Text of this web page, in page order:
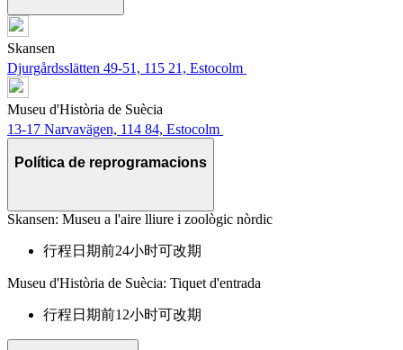
Skansen
Djurgårdsslätten 49-51, 115 21, Estocolm
Museu d'Història de Suècia
13-17 Narvavägen, 114 84, Estocolm
Política de reprogramacions
Skansen: Museu a l'aire lliure i zoològic nòrdic
行程日期前24小时可改期
Museu d'Història de Suècia: Tiquet d'entrada
行程日期前12小时可改期